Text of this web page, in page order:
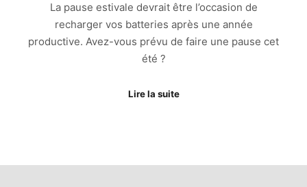
La pause estivale devrait être l’occasion de
recharger vos batteries après une année
productive. Avez-vous prévu de faire une pause cet
été ?
Lire la suite